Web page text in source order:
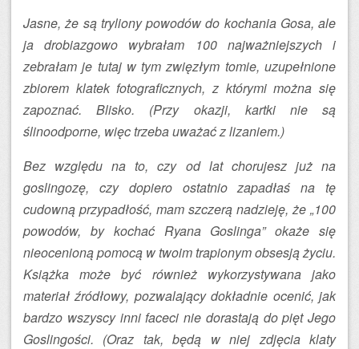
Jasne, że są tryliony powodów do kochania Gosa, ale
ja drobiazgowo wybrałam 100 najważniejszych i
zebrałam je tutaj w tym zwięzłym tomie, uzupełnione
zbiorem klatek fotograficznych, z którymi można się
zapoznać. Blisko. (Przy okazji, kartki nie są
ślinoodporne, więc trzeba uważać z lizaniem.)
Bez względu na to, czy od lat chorujesz już na
goslingozę, czy dopiero ostatnio zapadłaś na tę
cudowną przypadłość, mam szczerą nadzieję, że „100
powodów, by kochać Ryana Goslinga” okaże się
nieocenioną pomocą w twoim trapionym obsesją życiu.
Książka może być również wykorzystywana jako
materiał źródłowy, pozwalający dokładnie ocenić, jak
bardzo wszyscy inni faceci nie dorastają do pięt Jego
Goslingości. (Oraz tak, będą w niej zdjęcia klaty